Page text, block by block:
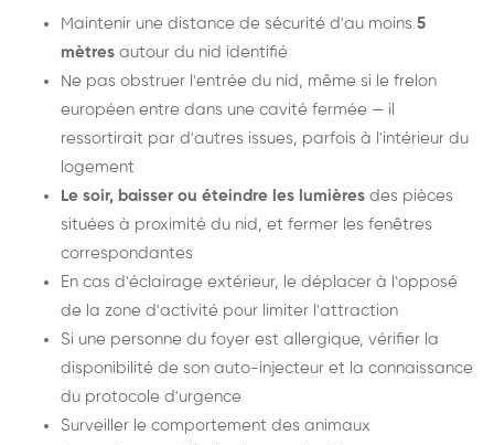
Maintenir une distance de sécurité d'au moins 5
mètres autour du nid identifié
Ne pas obstruer l'entrée du nid, même si le frelon
européen entre dans une cavité fermée — il
ressortirait par d'autres issues, parfois à l'intérieur du
logement
Le soir, baisser ou éteindre les lumières des pièces
situées à proximité du nid, et fermer les fenêtres
correspondantes
En cas d'éclairage extérieur, le déplacer à l'opposé
de la zone d'activité pour limiter l'attraction
Si une personne du foyer est allergique, vérifier la
disponibilité de son auto-injecteur et la connaissance
du protocole d'urgence
Surveiller le comportement des animaux